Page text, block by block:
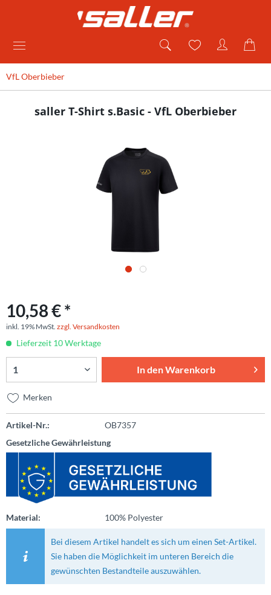
VfL Oberbieber
saller T-Shirt s.Basic - VfL Oberbieber
10,58 € *
inkl. 19% MwSt. zzgl. Versandkosten
Lieferzeit 10 Werktage
In denWarenkorb
Merken
Artikel-Nr.:
OB7357
Gesetzliche Gewährleistung
Material: 100% Polyester
Bei diesem Artikel handelt es sich um einen Set-Artikel.
Sie haben die Möglichkeit im unteren Bereich die
gewünschten Bestandteile auszuwählen.